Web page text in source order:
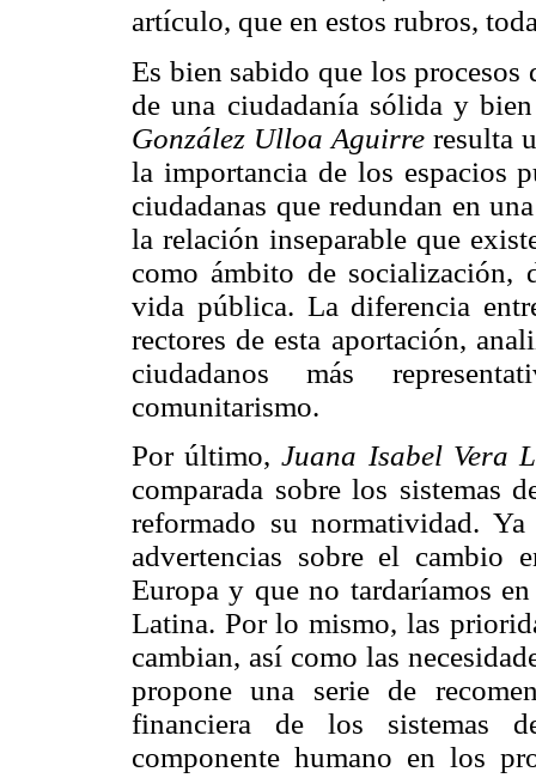
artículo, que en estos rubros,
Es bien sabido que los
de una ciudadanía sólida y
González Ulloa Aguirre resulta
la importancia de los espacios
ciudadanas que redundan en
la relación inseparable que
como ámbito de socialización,
vida pública. La diferencia
rectores de esta aportación,
ciudadanos más
comunitarismo.
Por último,Juana Isabel Vera
comparada sobre los sistemas
reformado su normatividad.
advertencias sobre el cambio
Europa y que no tardaríamos
Latina. Por lo mismo, las
cambian, así como las
propone una serie de
financiera de los sistemas
componente humano en los